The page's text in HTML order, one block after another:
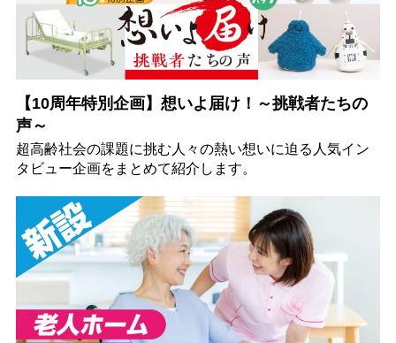
【10周年特別企画】想いよ届け！～挑戦者たちの
声～
超高齢社会の課題に挑む人々の熱い想いに迫る人気イン
タビュー企画をまとめて紹介します。